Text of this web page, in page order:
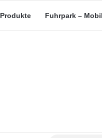
Produkte Fuhrpark –